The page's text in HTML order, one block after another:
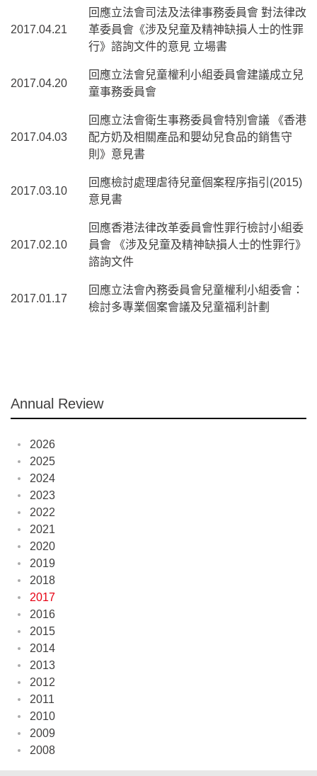
2017.04.21
回應立法會司法及法律事務委員會 對法律改
革委員會《涉及兒童及精神缺損人士的性罪
行》諮詢文件的意見 立場書
2017.04.20
回應立法會兒童權利小組委員會建議成立兒
童事務委員會
2017.04.03
回應立法會衛生事務委員會特別會議 《香港
配方奶及相關產品和嬰幼兒食品的銷售守
則》意見書
2017.03.10
回應檢討處理虐待兒童個案程序指引(2015)
意見書
2017.02.10
回應香港法律改革委員會性罪行檢討小組委
員會 《涉及兒童及精神缺損人士的性罪行》
諮詢文件
2017.01.17
回應立法會內務委員會兒童權利小組委會：
檢討多專業個案會議及兒童福利計劃
Annual Review
2026
2025
2024
2023
2022
2021
2020
2019
2018
2017
2016
2015
2014
2013
2012
2011
2010
2009
2008